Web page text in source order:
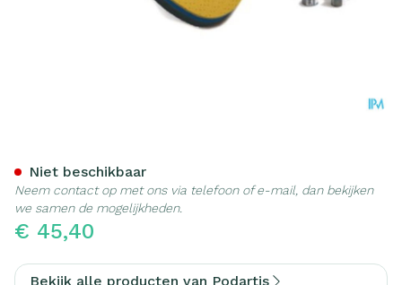
€ 45,40
Niet beschikbaar
Neem contact op met ons via telefoon of e-mail, dan bekijken
we samen de mogelijkheden.
Bekijk alle producten van Podartis